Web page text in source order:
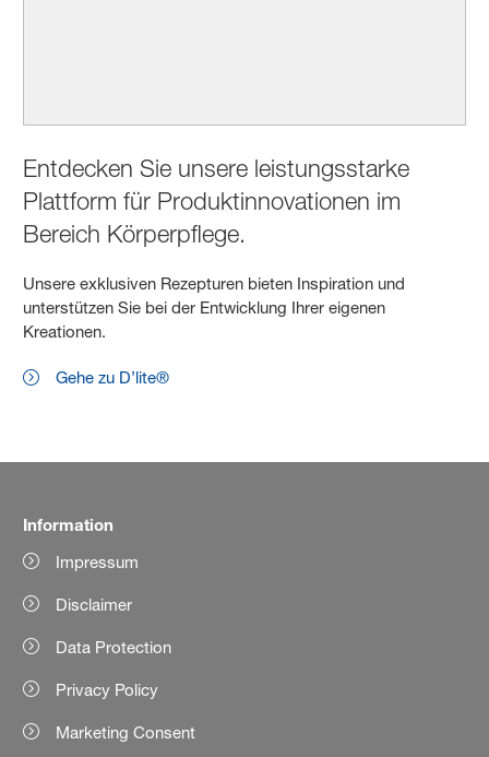
Entdecken Sie unsere leistungsstarke
Plattform für Produktinnovationen im
Bereich Körperpflege.
Unsere exklusiven Rezepturen bieten Inspiration und
unterstützen Sie bei der Entwicklung Ihrer eigenen
Kreationen.
Gehe zu D’lite®
Information
Impressum
Disclaimer
Data Protection
Privacy Policy
Marketing Consent